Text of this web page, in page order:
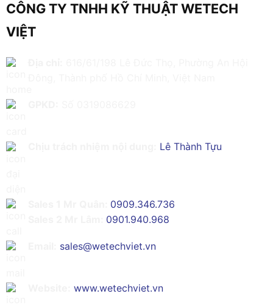
CÔNG TY TNHH KỸ THUẬT WETECH
VIỆT
Lê Thành Tựu
0909.346.736
0901.940.968
sales@wetechviet.vn
www.wetechviet.vn